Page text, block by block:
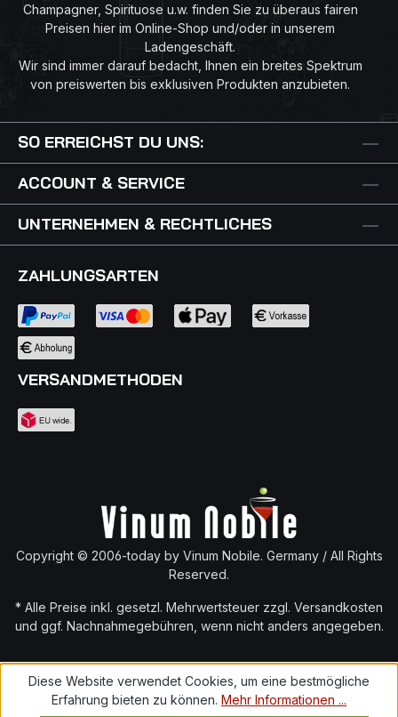
Champagner, Spirituose u.w. finden Sie zu überaus fairen
Preisen hier im Online-Shop und/oder in unserem
Ladengeschäft.
Wir sind immer darauf bedacht, Ihnen ein breites Spektrum
von preiswerten bis exklusiven Produkten anzubieten.
SO ERREICHST DU UNS:
ACCOUNT & SERVICE
UNTERNEHMEN & RECHTLICHES
ZAHLUNGSARTEN
VERSANDMETHODEN
Copyright © 2006-today by Vinum Nobile. Germany / All Rights
Reserved.
* Alle Preise inkl. gesetzl. Mehrwertsteuer zzgl. Versandkosten
und ggf. Nachnahmegebühren, wenn nicht anders angegeben.
Diese Website verwendet Cookies, um eine bestmögliche
Erfahrung bieten zu können. Mehr Informationen ...